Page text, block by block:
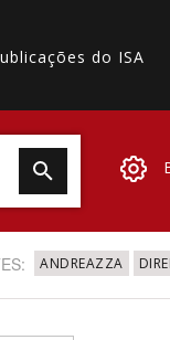
do ISA
ANDREAZZA